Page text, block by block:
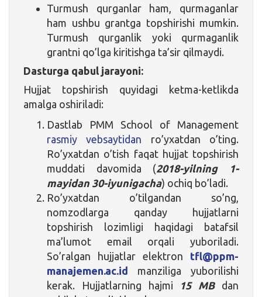
Turmush qurganlar ham, qurmaganlar
ham ushbu grantga topshirishi mumkin.
Turmush qurganlik yoki qurmaganlik
grantni qo’lga kiritishga ta’sir qilmaydi.
Dasturga qabul jarayoni:
Hujjat topshirish quyidagi ketma-ketlikda
amalga oshiriladi:
Dastlab PMM School of Management
rasmiy vebsaytidan ro’yxatdan o’ting.
Ro’yxatdan o’tish faqat hujjat topshirish
muddati davomida (2018-yilning 1-
mayidan 30-iyunigacha) ochiq bo’ladi.
Ro’yxatdan o’tilgandan so’ng,
nomzodlarga qanday hujjatlarni
topshirish lozimligi haqidagi batafsil
ma’lumot email orqali yuboriladi.
So’ralgan hujjatlar elektron tfl@ppm-
manajemen.ac.id manziliga yuborilishi
kerak. Hujjatlarning hajmi
15 MBdan